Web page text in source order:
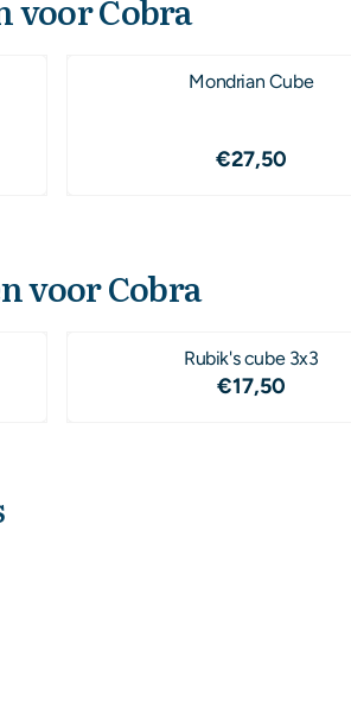
voorCobra
Mondrian Cube
Prijs: 27,50
€27,50
voorCobra
Rubik's cube 3x3
Prijs: 17,50
€17,50